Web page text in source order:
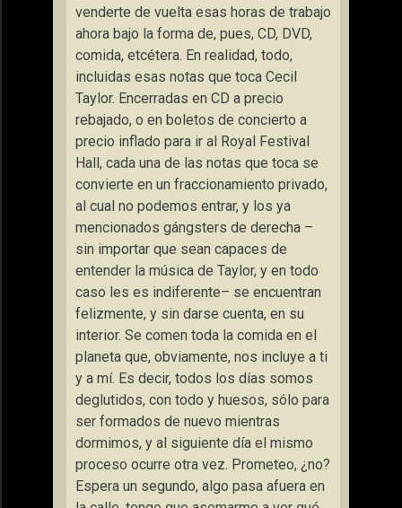
venderte de vuelta esas horas de trabajo
ahora bajo la forma de, pues, CD, DVD,
comida, etcétera. En realidad, todo,
incluidas esas notas que toca Cecil
Taylor. Encerradas en CD a precio
rebajado, o en boletos de concierto a
precio inflado para ir al Royal Festival
Hall, cada una de las notas que toca se
convierte en un fraccionamiento privado,
al cual no podemos entrar, y los ya
mencionados gángsters de derecha –
sin importar que sean capaces de
entender la música de Taylor, y en todo
caso les es indiferente– se encuentran
felizmente, y sin darse cuenta, en su
interior. Se comen toda la comida en el
planeta que, obviamente, nos incluye a ti
y a mí. Es decir, todos los días somos
deglutidos, con todo y huesos, sólo para
ser formados de nuevo mientras
dormimos, y al siguiente día el mismo
proceso ocurre otra vez. Prometeo, ¿no?
Espera un segundo, algo pasa afuera en